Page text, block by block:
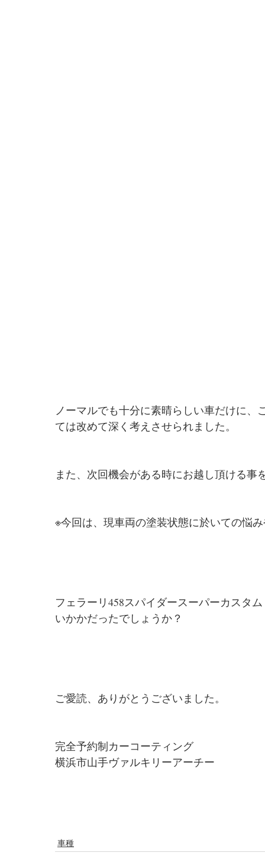
ノーマルでも十分に素晴らしい車だけに
ては改めて深く考えさせられました。
また、次回機会がある時にお越し頂ける事
※今回は、現車両の塗装状態に於いての悩
フェラーリ458スパイダースーパーカスタム
いかかだったでしょうか？
ご愛読、ありがとうございました。
完全予約制カーコーティング
横浜市山手ヴァルキリーアーチー
車種